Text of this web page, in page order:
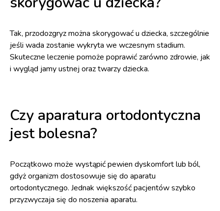
Tak, przodozgryz można skorygować u dziecka, szczególnie
jeśli wada zostanie wykryta we wczesnym stadium.
Skuteczne leczenie pomoże poprawić zarówno zdrowie, jak
i wygląd jamy ustnej oraz twarzy dziecka.
Czy aparatura ortodontyczna
jest bolesna?
Początkowo może wystąpić pewien dyskomfort lub ból,
gdyż organizm dostosowuje się do aparatu
ortodontycznego. Jednak większość pacjentów szybko
przyzwyczaja się do noszenia aparatu.